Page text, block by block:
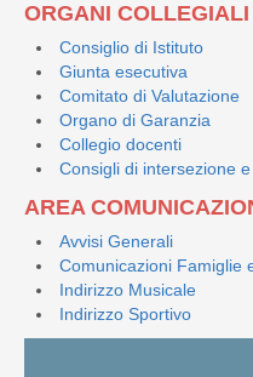
ORGANI COLLEGIALI
Consiglio di Istituto
Giunta esecutiva
Comitato di Valutazione
Organo di Garanzia
Collegio docenti
Consigli di intersezione
AREA
Avvisi Generali
Comunicazioni Famiglie
Indirizzo Musicale
Indirizzo Sportivo